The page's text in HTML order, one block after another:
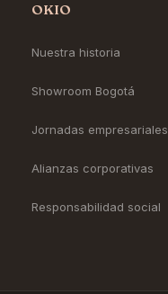
OKIO
Nuestra historia
Showroom Bogotá
Jornadas empresariales
Alianzas corporativas
Responsabilidad social